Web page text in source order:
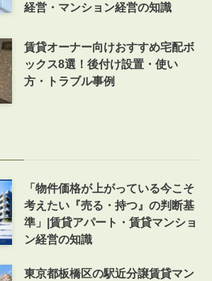
経営・マンション経営の知識
賃貸オーナー向けおすすめ宅配ボ
ックス8選！後付け設置・使い
方・トラブル事例
「物件価格が上がっている今こそ
考えたい『売る・持つ』の判断基
準」|賃貸アパート・賃貸マンショ
ン経営の知識
東京都板橋区の駅近分譲賃貸マン